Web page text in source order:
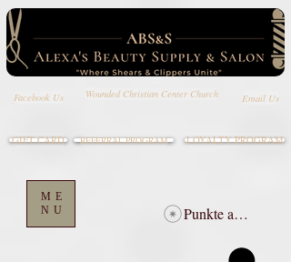
Facebook Us Wounded Christian Center Church Email Us
ME
NU
LOYALTY PROGRAM
GIFT CARD REFERRAL PROGRAM
Punkte ansehen